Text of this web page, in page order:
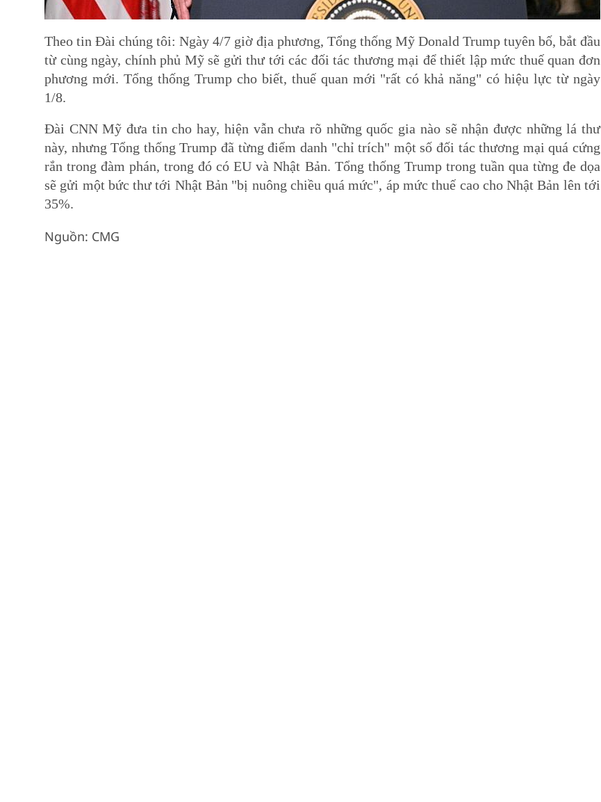
Theo tin Đài chúng tôi: Ngày 4/7 giờ địa phương, Tổng thống Mỹ Donald Trump tuyên bố, bắt đầu
từ cùng ngày, chính phủ Mỹ sẽ gửi thư tới các đối tác thương mại để thiết lập mức thuế quan đơn
phương mới. Tổng thống Trump cho biết, thuế quan mới "rất có khả năng" có hiệu lực từ ngày
1/8.
Đài CNN Mỹ đưa tin cho hay, hiện vẫn chưa rõ những quốc gia nào sẽ nhận được những lá thư
này, nhưng Tổng thống Trump đã từng điểm danh "chỉ trích" một số đối tác thương mại quá cứng
rắn trong đàm phán, trong đó có EU và Nhật Bản. Tổng thống Trump trong tuần qua từng đe dọa
sẽ gửi một bức thư tới Nhật Bản "bị nuông chiều quá mức", áp mức thuế cao cho Nhật Bản lên tới
35%.
Nguồn: CMG